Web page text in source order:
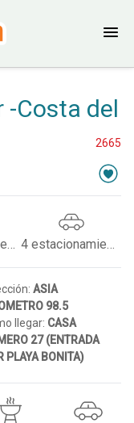
-Costa del
2665
4 estacionamientos
ASIA
98.5
llegar: CASA
27 (ENTRADA
PLAYA BONITA)